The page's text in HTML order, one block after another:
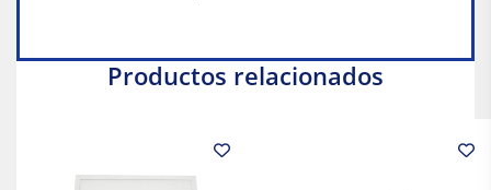
Productos relacionados